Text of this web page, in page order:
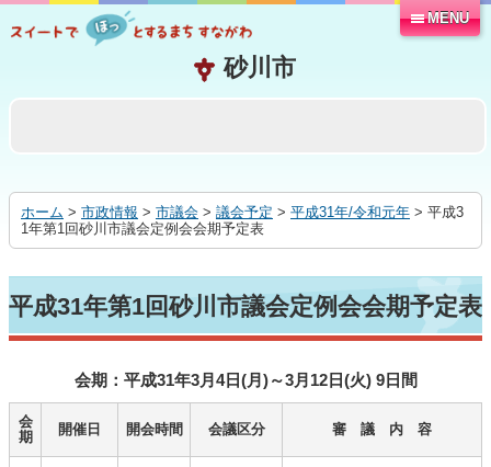
る
MENU
ホーム > 市政情報 > 市議会 > 議会予定 > 平成31年/令和元年 > 平成3
1年第1回砂川市議会定例会会期予定表
平成31年第1回砂川市議会定例会会期予定表
会期：平成31年3月4日(月)～3月12日(火) 9日間
会
期
開催日 開会時間 会議区分 審 議 内 容